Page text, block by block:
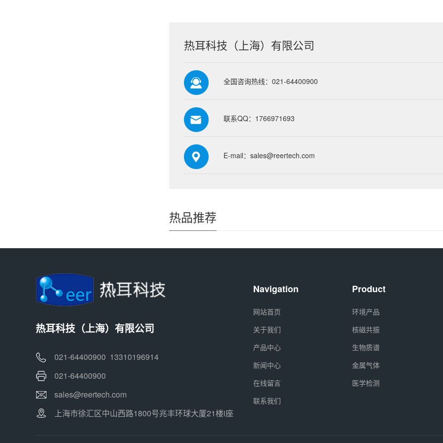
热耳科技（上海）有限公司
全国咨询热线：021-64400900
联系QQ：1766971693
E-mail：sales@reertech.com
热品推荐
热耳科技（上海）有限公司
021-64400900 13310196914
021-64400900
sales@reertech.com
上海市徐汇区中山西路1800号兆丰环球大厦21楼i座
Navigation
网站首页
关于我们
产品中心
新闻中心
在线留言
联系我们
Product
环境产品
核磁共振
生物质谱
金属气体
医学检测